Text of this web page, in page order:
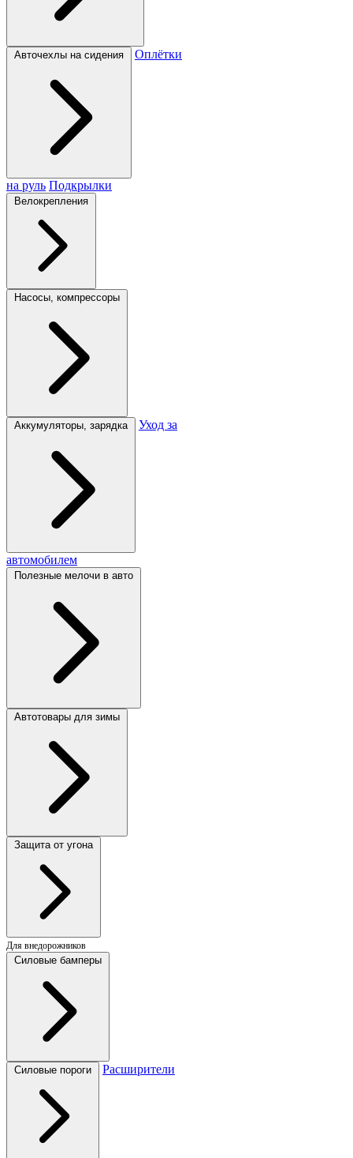
Авточехлы на сидения Оплётки
на руль Подкрылки
Велокрепления
Насосы, компрессоры
Аккумуляторы, зарядка Уход за
автомобилем
Полезные мелочи в авто
Автотовары для зимы
Защита от угона
Для внедорожников
Силовые бамперы
Силовые пороги Расширители